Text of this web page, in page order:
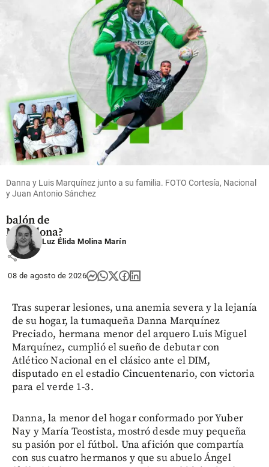
Petro
share
Fútbol
La pelota
de la
‘Mano de
Dios’ sale a
¿cuánto
vale el
balón de
Maradona?
share
Danna y Luis Marquínez junto a su familia. FOTO Cortesía, Nacional
y Juan Antonio Sánchez
Luz Élida Molina Marín
08 de agosto de 2026
Tras superar lesiones, una anemia severa y la lejanía
de su hogar, la tumaqueña Danna Marquínez
Preciado, hermana menor del arquero Luis Miguel
Marquínez, cumplió el sueño de debutar con
Atlético Nacional en el clásico ante el DIM,
disputado en el estadio Cincuentenario, con victoria
para el verde 1-3.
Danna, la menor del hogar conformado por Yuber
Nay y María Teostista, mostró desde muy pequeña
su pasión por el fútbol. Una afición que compartía
con sus cuatro hermanos y que su abuelo Ángel